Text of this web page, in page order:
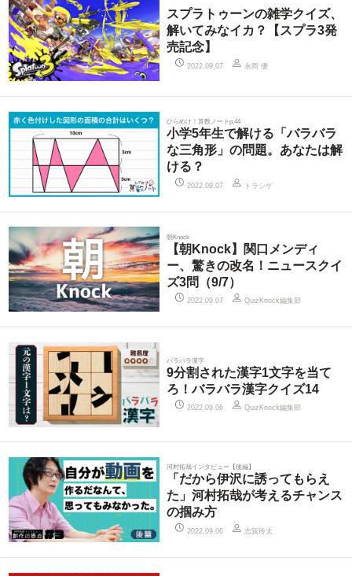
スプラトゥーンの雑学クイズ、
解いてみなイカ？【スプラ3発
売記念】
2022.09.07 永岡 優
ひらめけ！算数ノートp.44
小学5年生で解ける「バラバラ
な三角形」の問題。あなたは解
ける？
2022.09.07 トラシゲ
朝Knock
【朝Knock】関口メンディ
ー、驚きの改名！ニュースクイ
ズ3問（9/7）
2022.09.07 QuizKnock編集部
バラバラ漢字
9分割された漢字1文字を当て
ろ！バラバラ漢字クイズ14
2022.09.06 QuizKnock編集部
河村拓哉インタビュー【後編】
「だから伊沢に誘ってもらえ
た」河村拓哉が考えるチャンス
の掴み方
2022.09.06 志賀玲太